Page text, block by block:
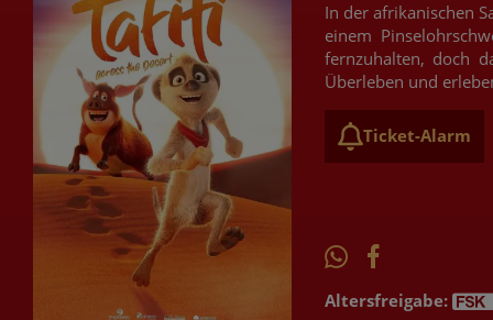
In der afrikanischen
einem
fernzuhalten, doch
Überleben und
Ticket-Alarm
Altersfreigabe: